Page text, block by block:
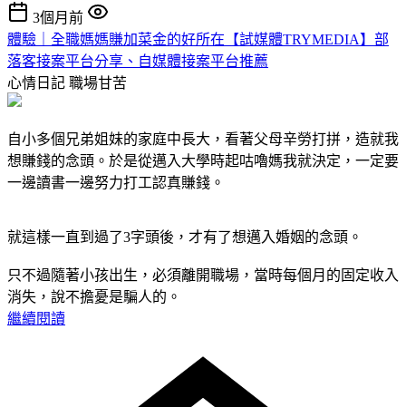
3個月前
體驗｜全職媽媽賺加菜金的好所在【試媒體TRYMEDIA】部
落客接案平台分享、自媒體接案平台推薦
心情日記 職場甘苦
自小多個兄弟姐妹的家庭中長大，看著父母辛勞打拼，造就我
想賺錢的念頭。於是從邁入大學時起咕嚕媽我就決定，一定要
一邊讀書一邊努力打工認真賺錢。
就這樣一直到過了3字頭後，才有了想邁入婚姻的念頭。
只不過隨著小孩出生，必須離開職場，當時每個月的固定收入
消失，說不擔憂是騙人的。
繼續閱讀